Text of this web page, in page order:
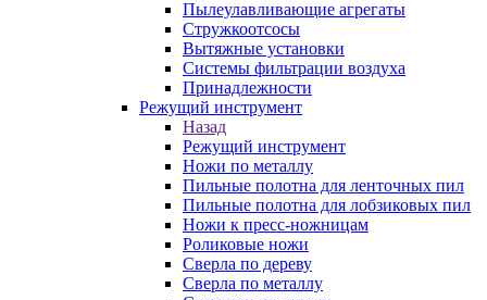
Пылеулавливающие агрегаты
Стружкоотсосы
Вытяжные установки
Системы фильтрации воздуха
Принадлежности
Режущий инструмент
Назад
Режущий инструмент
Ножи по металлу
Пильные полотна для ленточных пил
Пильные полотна для лобзиковых пил
Ножи к пресс-ножницам
Роликовые ножи
Сверла по дереву
Сверла по металлу